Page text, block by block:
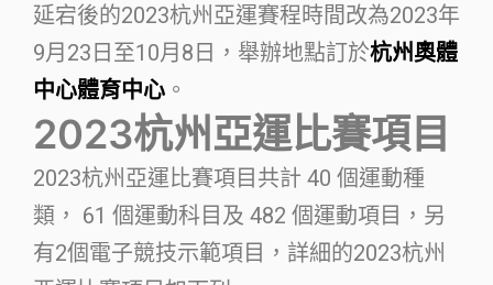
延宕後的2023杭州亞運賽程時間改為2023年
9月23日至10月8日，舉辦地點訂於杭州奧體
中心體育中心 。
2023杭州亞運比賽項目
2023杭州亞運比賽項目共計 40 個運動種
類， 61 個運動科目及 482 個運動項目，另
有2個電子競技示範項目，詳細的2023杭州